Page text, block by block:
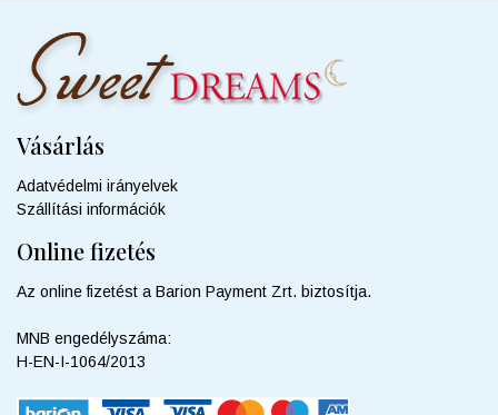
Vásárlás
Adatvédelmi irányelvek
Szállítási információk
Online fizetés
Az online fizetést a Barion Payment Zrt. biztosítja.
MNB engedélyszáma:
H-EN-I-1064/2013